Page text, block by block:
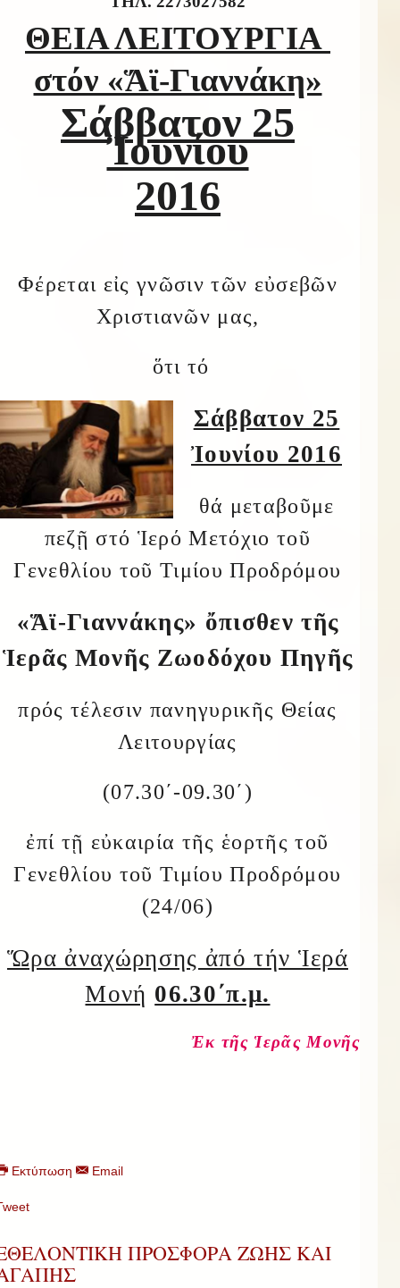
ΘΕΙΑ ΛΕΙΤΟΥΡΓΙΑ
στόν «Ἅϊ-Γιαννάκη»
Σάββατον 25
Ἰουνίου
2016
Φέρεται εἰς γνῶσιν τῶν εὐσεβῶν
Χριστιανῶν μας,
ὅτι τό
Σάββατον 25
Ἰουνίου 2016
θά μεταβοῦμε
πεζῇ στό Ἱερό Μετόχιο τοῦ
Γενεθλίου τοῦ Τιμίου Προδρόμου
«Ἅϊ-Γιαννάκης» ὄπισθεν τῆς
Ἱερᾶς Μονῆς Ζωοδόχου Πηγῆς
πρός τέλεσιν πανηγυρικῆς Θείας
Λειτουργίας
(07.30΄-09.30΄)
ἐπί τῇ εὐκαιρία τῆς ἑορτῆς τοῦ
Γενεθλίου τοῦ Τιμίου Προδρόμου
(24/06)
Ὥρα ἀναχώρησης ἀπό τήν Ἱερά
Μονή 06.30΄π.μ.
Ἐκ τῆς Ἱερᾶς Μονῆς
Εκτύπωση Email
ΠΡΟΣΦΟΡΑ ΖΩΗΣ ΚΑΙ